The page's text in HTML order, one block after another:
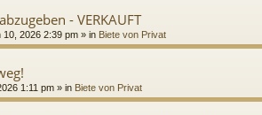
- VERKAUFT
10, 2026 2:39 pm » in Biete von Privat
1:11 pm » in Biete von Privat